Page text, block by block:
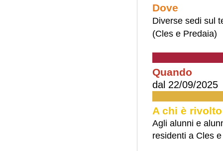
Dove
Diverse sedi sul
(Cles e Predaia)
Quando
dal 22/09/2025
A chi è rivolto
Agli alunni e
residenti a Cles